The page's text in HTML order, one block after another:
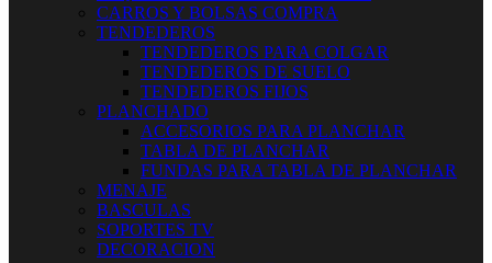
CARROS Y BOLSAS COMPRA
TENDEDEROS
TENDEDEROS PARA COLGAR
TENDEDEROS DE SUELO
TENDEDEROS FIJOS
PLANCHADO
ACCESORIOS PARA PLANCHAR
TABLA DE PLANCHAR
FUNDAS PARA TABLA DE PLANCHAR
MENAJE
BASCULAS
SOPORTES TV
DECORACION